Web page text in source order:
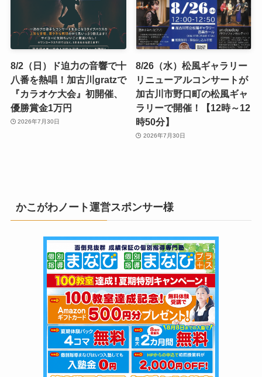
8/2（日）ド迫力の音響で十
八番を熱唱！加古川gratzで
『カラオケ大会』初開催、
優勝賞金1万円
2026年7月30日
8/26（水）松風ギャラリー
リニューアルコンサートが
加古川市野口町の松風ギャ
ラリーで開催！【12時～12
時50分】
2026年7月30日
かこがわノート運営スポンサー様